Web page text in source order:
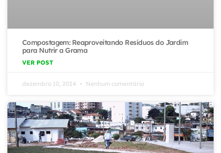
Compostagem: Reaproveitando Resíduos do Jardim
para Nutrir a Grama
VER POST
dezembro 10, 2024 Nenhum comentário